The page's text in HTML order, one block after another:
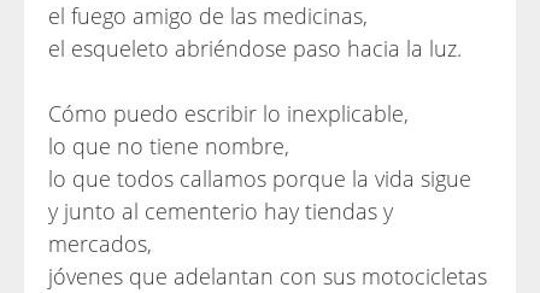
el fuego amigo de las medicinas,
el esqueleto abriéndose paso hacia la luz.
Cómo puedo escribir lo inexplicable,
lo que no tiene nombre,
lo que todos callamos porque la vida sigue
y junto al cementerio hay tiendas y
mercados,
jóvenes que adelantan con sus motocicletas